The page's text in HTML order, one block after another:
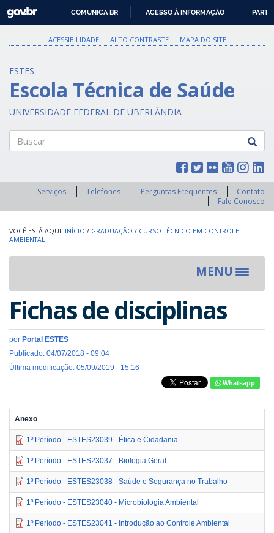
PARA
O
GOVBR
COMUNICA BR ACESSO À INFORMAÇÃO
ACESSIBILIDADE ALTO CONTRASTE MAPA DO SITE
ESTES
Escola Técnica de Saúde
UNIVERSIDADE FEDERAL DE UBERLÂNDIA
Serviços Telefones Perguntas Frequentes
Contato
Fale Conosco
INÍCIO / GRADUAÇÃO / CURSO TÉCNICO EM CONTROLE
AMBIENTAL
MENU
Toggle
Fichas de disciplinas
por Portal ESTES
Publicado: 04/07/2018 - 09:04
Última modificação: 05/09/2019 - 15:16
Whatsapp
Anexo
1º Período - ESTES23039 - Ética e Cidadania
1º Período - ESTES23037 - Biologia Geral
1º Período - ESTES23038 - Saúde e Segurança no Trabalho
1º Período - ESTES23040 - Microbiologia Ambiental
1º Período - ESTES23041 - Introdução ao Controle Ambiental